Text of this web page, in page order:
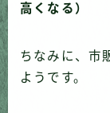
高くなる ）
ちなみに、市
ようです。